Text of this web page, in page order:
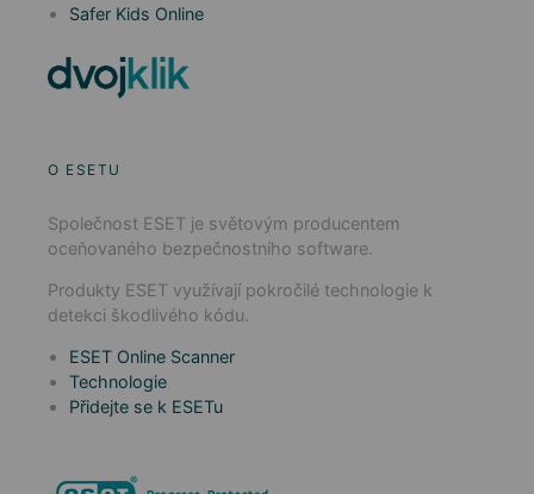
Safer Kids Online
O ESETU
Společnost ESET je světovým producentem
oceňovaného bezpečnostního software.
Produkty ESET využívají pokročilé technologie k
detekci škodlivého kódu.
ESET Online Scanner
Technologie
Přidejte se k ESETu